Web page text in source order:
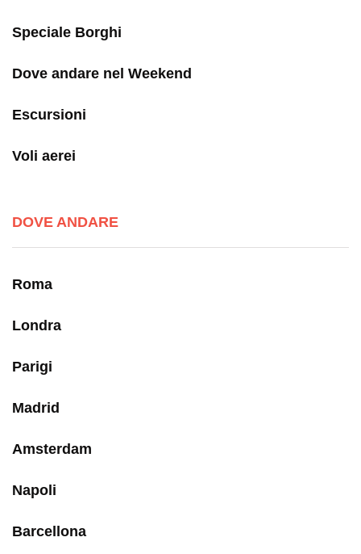
Speciale Borghi
Dove andare nel Weekend
Escursioni
Voli aerei
DOVE ANDARE
Roma
Londra
Parigi
Madrid
Amsterdam
Napoli
Barcellona